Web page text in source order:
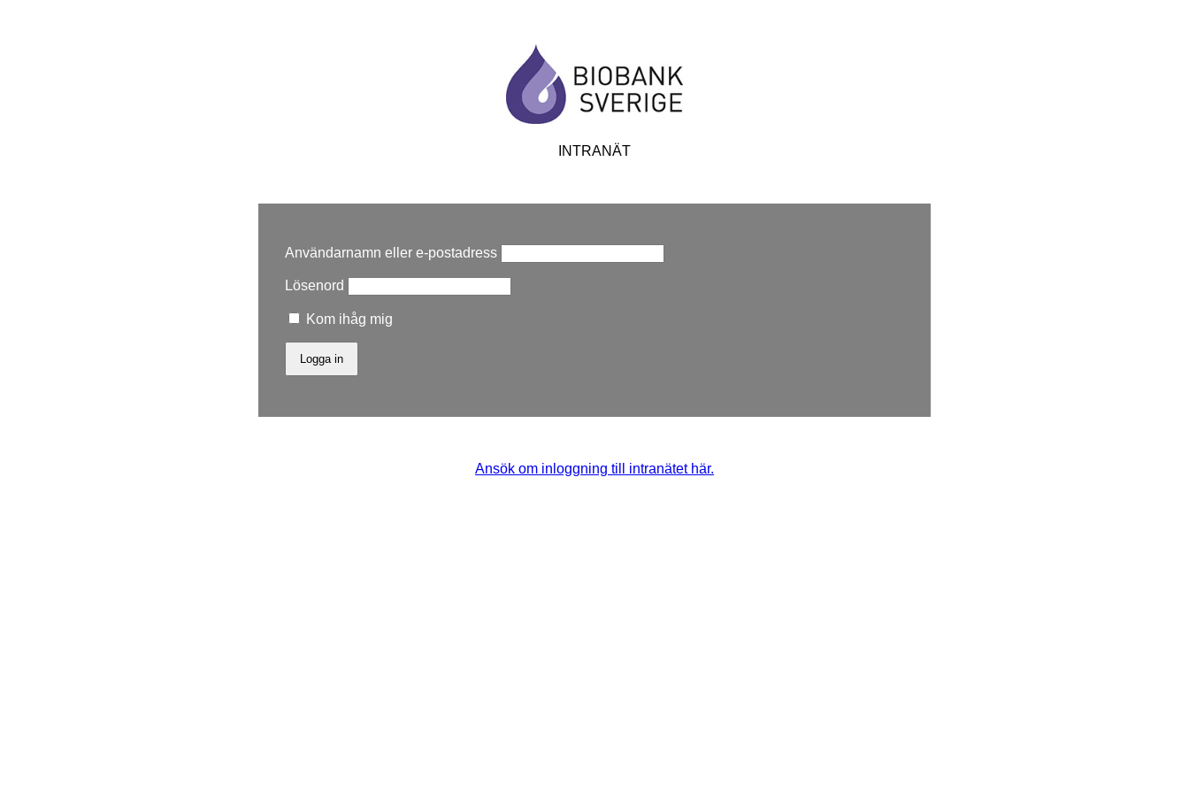
INTRANÄT
Användarnamn eller e-postadress
Lösenord
Kom ihåg mig
Ansök om inloggning till intranätet här.